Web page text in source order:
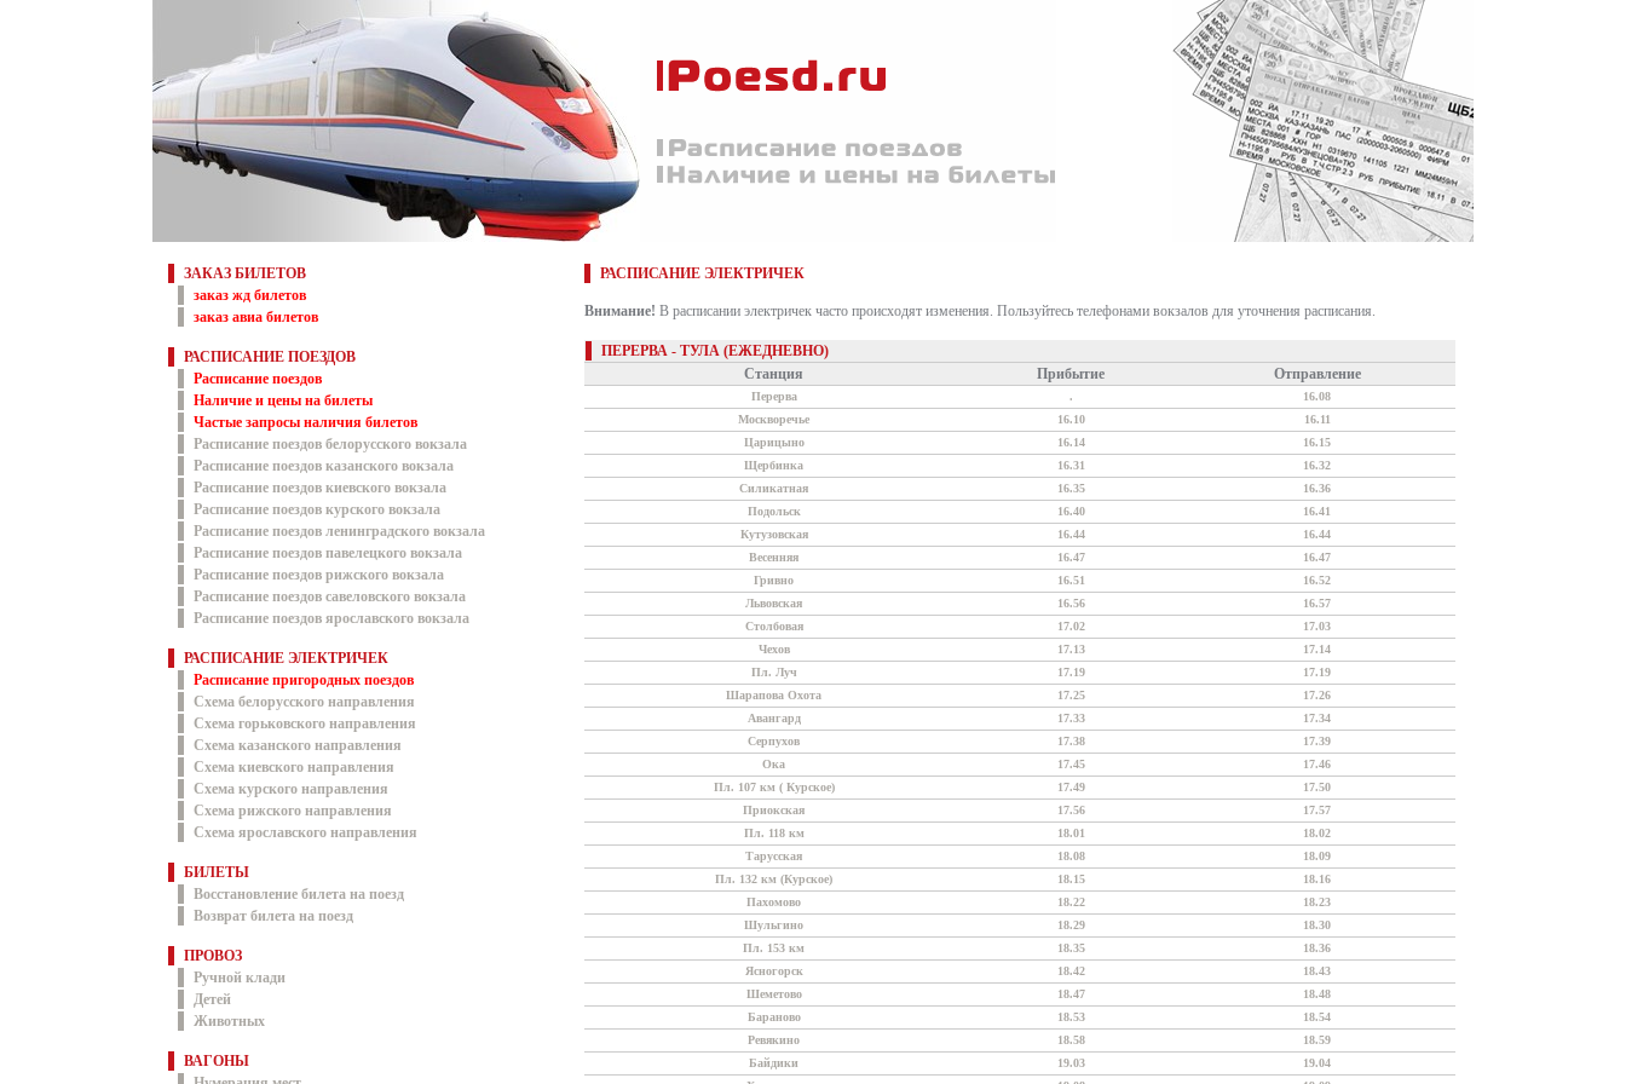
ЗАКАЗ БИЛЕТОВ
заказ жд билетов
заказ авиа билетов
РАСПИСАНИЕ ПОЕЗДОВ
Расписание поездов
Наличие и цены на билеты
Частые запросы наличия билетов
Расписание поездов белорусского вокзала
Расписание поездов казанского вокзала
Расписание поездов киевского вокзала
Расписание поездов курского вокзала
Расписание поездов ленинградского вокзала
Расписание поездов павелецкого вокзала
Расписание поездов рижского вокзала
Расписание поездов савеловского вокзала
Расписание поездов ярославского вокзала
РАСПИСАНИЕ ЭЛЕКТРИЧЕК
Расписание пригородных поездов
Схема белорусского направления
Схема горьковского направления
Схема казанского направления
Схема киевского направления
Схема курского направления
Схема рижского направления
Схема ярославского направления
БИЛЕТЫ
Восстановление билета на поезд
Возврат билета на поезд
ПРОВОЗ
Ручной клади
Детей
Животных
ВАГОНЫ
РАСПИСАНИЕ ЭЛЕКТРИЧЕК
Внимание! В расписании электричек часто происходят изменения. Пользуйтесь телефонами вокзалов для уточнения расписания.
ПЕРЕРВА - ТУЛА (ЕЖЕДНЕВНО)
Станция
Прибытие Отправление
Перерва .
16.08
Москворечье
16.10
16.11
Царицыно
16.14
16.15
Щербинка
16.31
16.32
Силикатная
16.35
16.36
Подольск
16.40
16.41
Кутузовская
16.44
16.44
Весенняя
16.47
16.47
Гривно
16.51
16.52
Львовская
16.56
16.57
Столбовая
17.02
17.03
Чехов
17.13
17.14
Пл. Луч
17.19
17.19
Шарапова Охота
17.25
17.26
Авангард
17.33
17.34
Серпухов
17.38
17.39
Ока
17.45
17.46
Пл. 107 км ( Курское)
17.49
17.50
Приокская
17.56
17.57
Пл. 118 км
18.01
18.02
Тарусская
18.08
18.09
Пл. 132 км (Курское)
18.15
18.16
Пахомово
18.22
18.23
Шульгино
18.29
18.30
Пл. 153 км
18.35
18.36
Ясногорск
18.42
18.43
Шеметово
18.47
18.48
Бараново
18.53
18.54
Ревякино
18.58
18.59
Байдики
19.03
19.04